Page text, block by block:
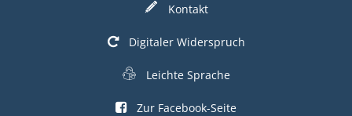
Kontakt
Digitaler Widerspruch
Leichte Sprache
Zur Facebook-Seite